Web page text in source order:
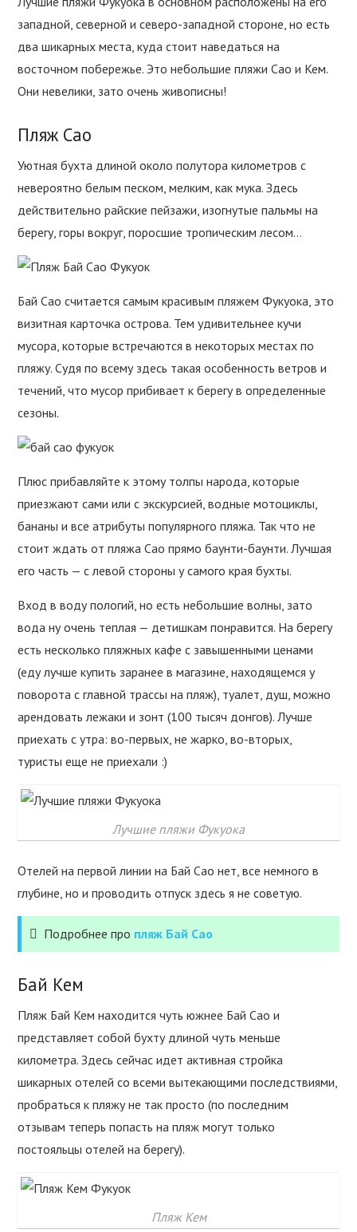
западной, северной и северо-западной стороне, но есть
два шикарных места, куда стоит наведаться на
восточном побережье. Это небольшие пляжи Сао и Кем.
Они невелики, зато очень живописны!
Пляж Сао
Уютная бухта длиной около полутора километров с
невероятно белым песком, мелким, как мука. Здесь
действительно райские пейзажи, изогнутые пальмы на
берегу, горы вокруг, поросшие тропическим лесом…
Бай Сао считается самым красивым пляжем Фукуока, это
визитная карточка острова. Тем удивительнее кучи
мусора, которые встречаются в некоторых местах по
пляжу. Судя по всему здесь такая особенность ветров и
течений, что мусор прибивает к берегу в определенные
сезоны.
Плюс прибавляйте к этому толпы народа, которые
приезжают сами или с экскурсией, водные мотоциклы,
бананы и все атрибуты популярного пляжа. Так что не
стоит ждать от пляжа Сао прямо баунти-баунти. Лучшая
его часть — с левой стороны у самого края бухты.
Вход в воду пологий, но есть небольшие волны, зато
вода ну очень теплая — детишкам понравится. На берегу
есть несколько пляжных кафе с завышенными ценами
(еду лучше купить заранее в магазине, находящемся у
поворота с главной трассы на пляж), туалет, душ, можно
арендовать лежаки и зонт (100 тысяч донгов). Лучше
приехать с утра: во-первых, не жарко, во-вторых,
туристы еще не приехали :)
Лучшие пляжи Фукуока
Отелей на первой линии на Бай Сао нет, все немного в
глубине, но и проводить отпуск здесь я не советую.
Подробнее про пляж Бай Сао
Бай Кем
Пляж Бай Кем находится чуть южнее Бай Сао и
представляет собой бухту длиной чуть меньше
километра. Здесь сейчас идет активная стройка
шикарных отелей со всеми вытекающими последствиями,
пробраться к пляжу не так просто (по последним
отзывам теперь попасть на пляж могут только
постояльцы отелей на берегу).
Пляж Кем